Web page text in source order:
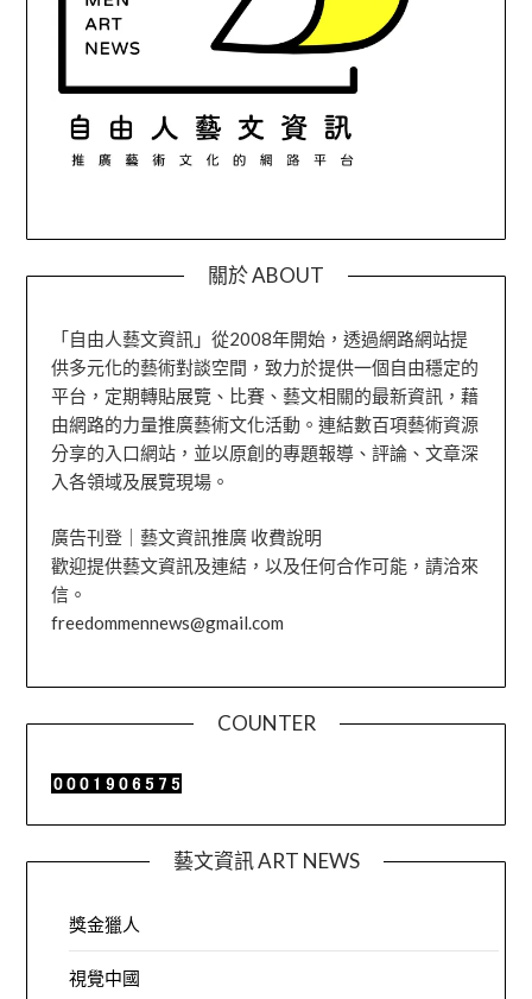
關於 ABOUT
「自由人藝文資訊」從2008年開始，透過網路網站提
供多元化的藝術對談空間，致力於提供一個自由穩定的
平台，定期轉貼展覽、比賽、藝文相關的最新資訊，藉
由網路的力量推廣藝術文化活動。連結數百項藝術資源
分享的入口網站，並以原創的專題報導、評論、文章深
入各領域及展覽現場。
廣告刊登｜藝文資訊推廣 收費說明
歡迎提供藝文資訊及連結，以及任何合作可能，請洽來
信。
freedommennews@gmail.com
COUNTER
藝文資訊 ART NEWS
獎金獵人
視覺中國